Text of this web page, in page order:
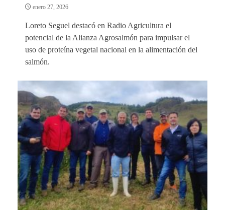
enero 27, 2026
Loreto Seguel destacó en Radio Agricultura el
potencial de la Alianza Agrosalmón para impulsar el
uso de proteína vegetal nacional en la alimentación del
salmón.